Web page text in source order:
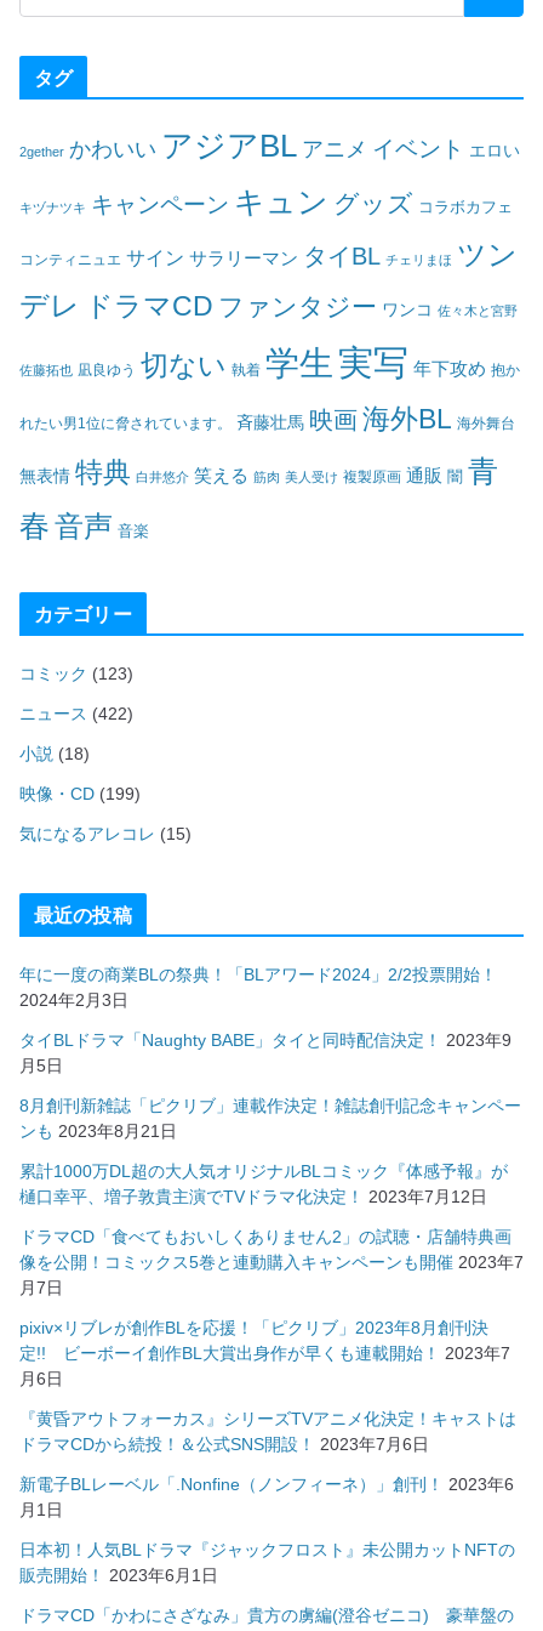
タグ
2gether かわいい アジアBL アニメ イベント エロい
キヅナツキ キャンペーン キュン グッズ コラボカフェ
コンティニュエ サイン サラリーマン タイBL チェリまほ ツン
デレ ドラマCD ファンタジー ワンコ 佐々木と宮野
佐藤拓也 凪良ゆう 切ない 執着 学生 実写 年下攻め 抱か
れたい男1位に脅されています。 斉藤壮馬 映画海外BL 海外舞台
無表情 特典 白井悠介 笑える 筋肉 美人受け 複製原画 通販 闇 青
春音声 音楽
カテゴリー
コミック (123)
ニュース (422)
小説 (18)
映像・CD (199)
気になるアレコレ (15)
最近の投稿
年に一度の商業BLの祭典！「BLアワード2024」2/2投票開始！
2024年2月3日
タイBLドラマ「Naughty BABE」タイと同時配信決定！
2023年9
月5日
8月創刊新雑誌「ピクリブ」連載作決定！雑誌創刊記念キャンペー
ンも 2023年8月21日
累計1000万DL超の大人気オリジナルBLコミック『体感予報』が
樋口幸平、増子敦貴主演でTVドラマ化決定！
2023年7月12日
ドラマCD「食べてもおいしくありません2」の試聴・店舗特典画
像を公開！コミックス5巻と連動購入キャンペーンも開催 2023年7
月7日
pixiv×リブレが創作BLを応援！「ピクリブ」2023年8月創刊決
定!! ビーボーイ創作BL大賞出身作が早くも連載開始！
2023年7
月6日
『黄昏アウトフォーカス』シリーズTVアニメ化決定！キャストは
ドラマCDから続投！＆公式SNS開設！
2023年7月6日
新電子BLレーベル「.Nonfine（ノンフィーネ）」創刊！
2023年6
月1日
日本初！人気BLドラマ『ジャックフロスト』未公開カットNFTの
販売開始！
2023年6月1日
ドラマCD「かわにさざなみ」貴方の虜編(澄谷ゼニコ) 豪華盤の